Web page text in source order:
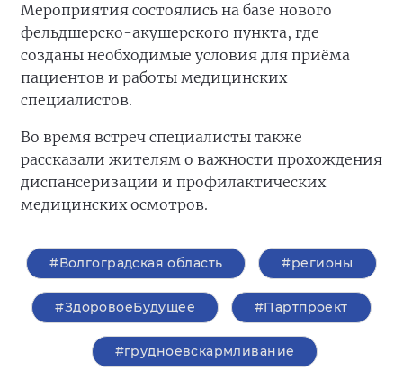
Мероприятия состоялись на базе нового
фельдшерско-акушерского пункта, где
созданы необходимые условия для приёма
пациентов и работы медицинских
специалистов.
Во время встреч специалисты также
рассказали жителям о важности прохождения
диспансеризации и профилактических
медицинских осмотров.
#Волгоградская область #регионы
#ЗдоровоеБудущее #Партпроект
#грудноевскармливание